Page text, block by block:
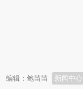
新闻中心
编辑：鲍苗苗